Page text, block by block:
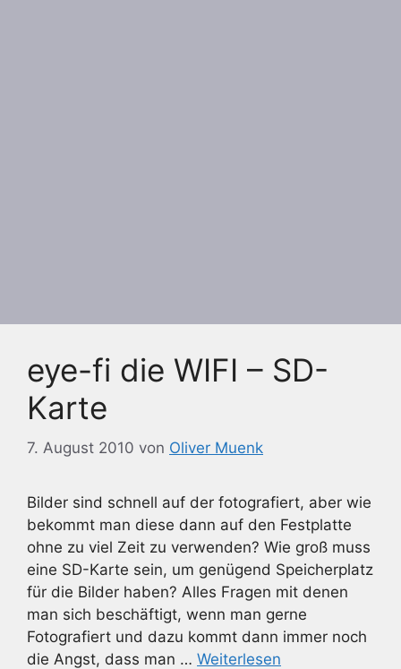
eye-fi die WIFI – SD-
Karte
7. August 2010 von Oliver Muenk
Bilder sind schnell auf der fotografiert, aber wie
bekommt man diese dann auf den Festplatte
ohne zu viel Zeit zu verwenden? Wie groß muss
eine SD-Karte sein, um genügend Speicherplatz
für die Bilder haben? Alles Fragen mit denen
man sich beschäftigt, wenn man gerne
Fotografiert und dazu kommt dann immer noch
die Angst, dass man … Weiterlesen